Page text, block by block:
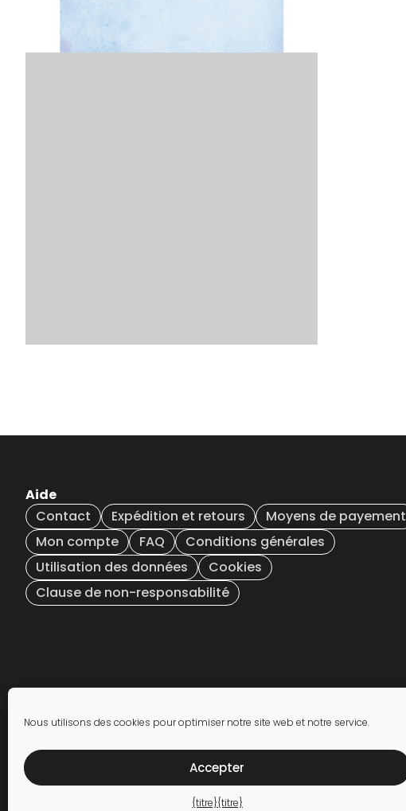
Nous utilisons des cookies pour optimiser notre site web et notre service.
Accepter
{titre}{titre}
Aide
Contact
Expédition et retours
Moyens de payement
Mon compte
FAQ
Conditions générales
Utilisation des données
Cookies
Clause de non-responsabilité
S'abonner à la lettre